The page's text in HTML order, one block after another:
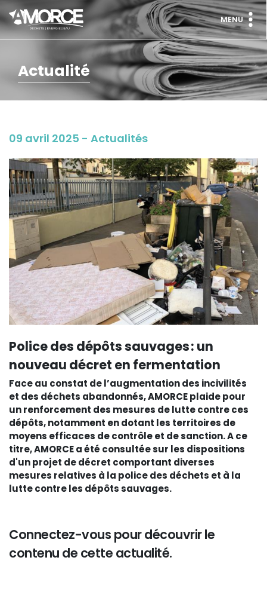
MENU
Actualité
09 avril 2025 - Actualités
Police des dépôts sauvages : un
nouveau décret en fermentation
Face au constat de l’augmentation des incivilités
et des déchets abandonnés, AMORCE plaide pour
un renforcement des mesures de lutte contre ces
dépôts, notamment en dotant les territoires de
moyens efficaces de contrôle et de sanction. A ce
titre, AMORCE a été consultée sur les dispositions
d'un projet de décret comportant diverses
mesures relatives à la police des déchets et à la
lutte contre les dépôts sauvages.
Connectez-vous pour découvrir le
contenu de cette actualité.